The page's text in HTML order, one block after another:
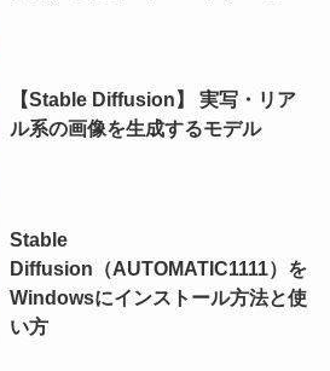
【Stable Diffusion】 実写・リア
ル系の画像を生成するモデル
Stable
Diffusion（AUTOMATIC1111）を
Windowsにインストール方法と使
い方